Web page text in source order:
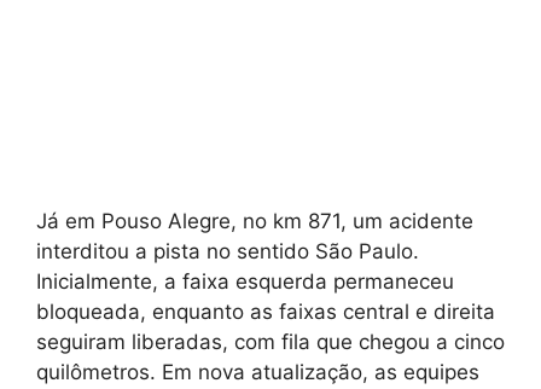
Já em Pouso Alegre, no km 871, um acidente
interditou a pista no sentido São Paulo.
Inicialmente, a faixa esquerda permaneceu
bloqueada, enquanto as faixas central e direita
seguiram liberadas, com fila que chegou a cinco
quilômetros. Em nova atualização, as equipes